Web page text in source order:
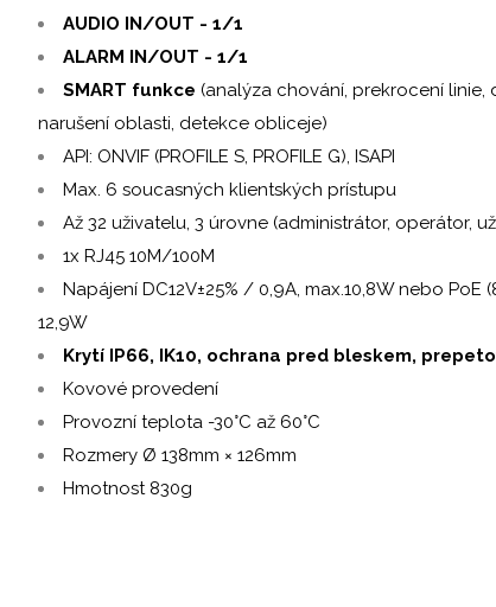
AUDIO IN/OUT - 1/1
ALARM IN/OUT - 1/1
SMART funkce (analýza chování, prekrocení
narušení oblasti, detekce obliceje)
API: ONVIF (PROFILE S, PROFILE G), ISAPI
Max. 6 soucasných klientských prístupu
Až 32 uživatelu, 3 úrovne (administrátor, operátor,
1x RJ45 10M/100M
Napájení DC12V±25% / 0,9A, max.10,8W nebo PoE
12,9W
Krytí IP66, IK10, ochrana pred bleskem,
Kovové provedení
Provozní teplota -30°C až 60°C
Rozmery Ø 138mm × 126mm
Hmotnost 830g